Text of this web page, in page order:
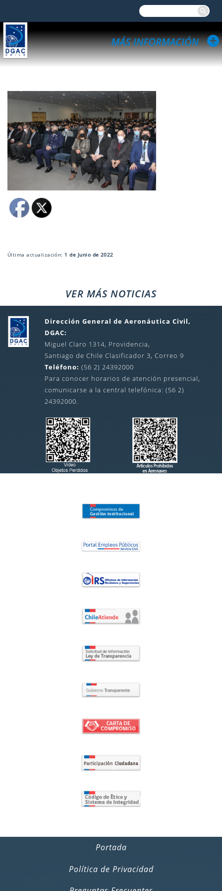
Última actualización: 1 de Junio de 2022
VER MÁS NOTICIAS
Dirección General de Aeronáutica Civil,
DGAC:
Miguel Claro 1314, Providencia,
Santiago de Chile Clasificador 3, Correo 9
Teléfono: (56 2) 24392000
Para conocer horarios de atención presencial,
comunicarse a la central telefónica: (56 2)
24392000.
Portada
Política de Privacidad